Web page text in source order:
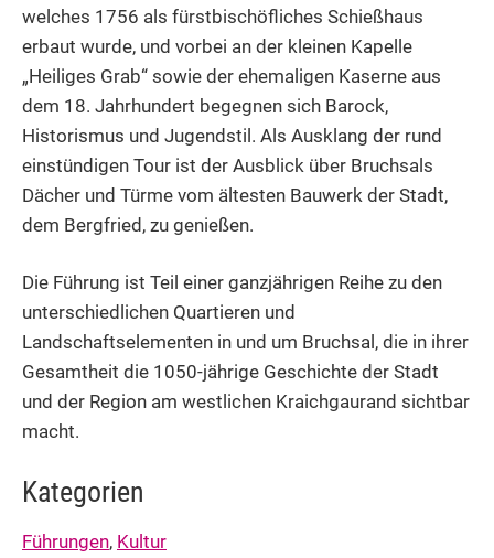
welches 1756 als fürstbischöfliches Schießhaus
erbaut wurde, und vorbei an der kleinen Kapelle
„Heiliges Grab“ sowie der ehemaligen Kaserne aus
dem 18. Jahrhundert begegnen sich Barock,
Historismus und Jugendstil. Als Ausklang der rund
einstündigen Tour ist der Ausblick über Bruchsals
Dächer und Türme vom ältesten Bauwerk der Stadt,
dem Bergfried, zu genießen.
Die Führung ist Teil einer ganzjährigen Reihe zu den
unterschiedlichen Quartieren und
Landschaftselementen in und um Bruchsal, die in ihrer
Gesamtheit die 1050-jährige Geschichte der Stadt
und der Region am westlichen Kraichgaurand sichtbar
macht.
Kategorien
Führungen, Kultur